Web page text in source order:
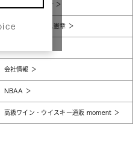
個人情報保護方針
コンプライアンス憲章
会社情報
NBAA
高級ワイン・ウイスキー通販 moment